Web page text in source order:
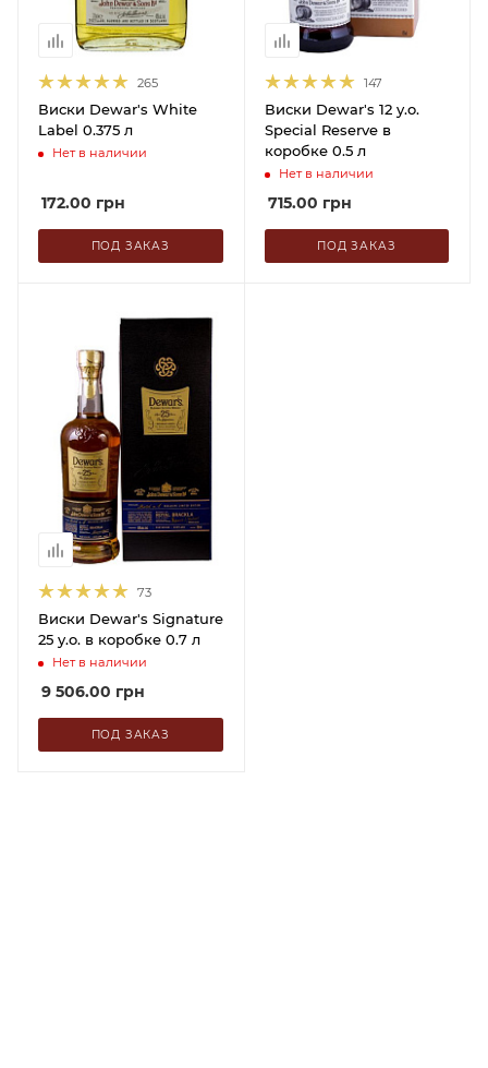
265
Виски Dewar's White
Label 0.375 л
Нет в наличии
172.00 грн
ПОД ЗАКАЗ
147
Виски Dewar's 12 y.o.
Special Reserve в
коробке 0.5 л
Нет в наличии
715.00 грн
ПОД ЗАКАЗ
73
Виски Dewar's Signature
25 y.o. в коробке 0.7 л
Нет в наличии
9 506.00 грн
ПОД ЗАКАЗ